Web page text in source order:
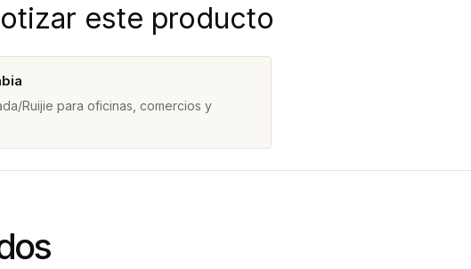
este producto
Ruijie para oficinas, comercios y